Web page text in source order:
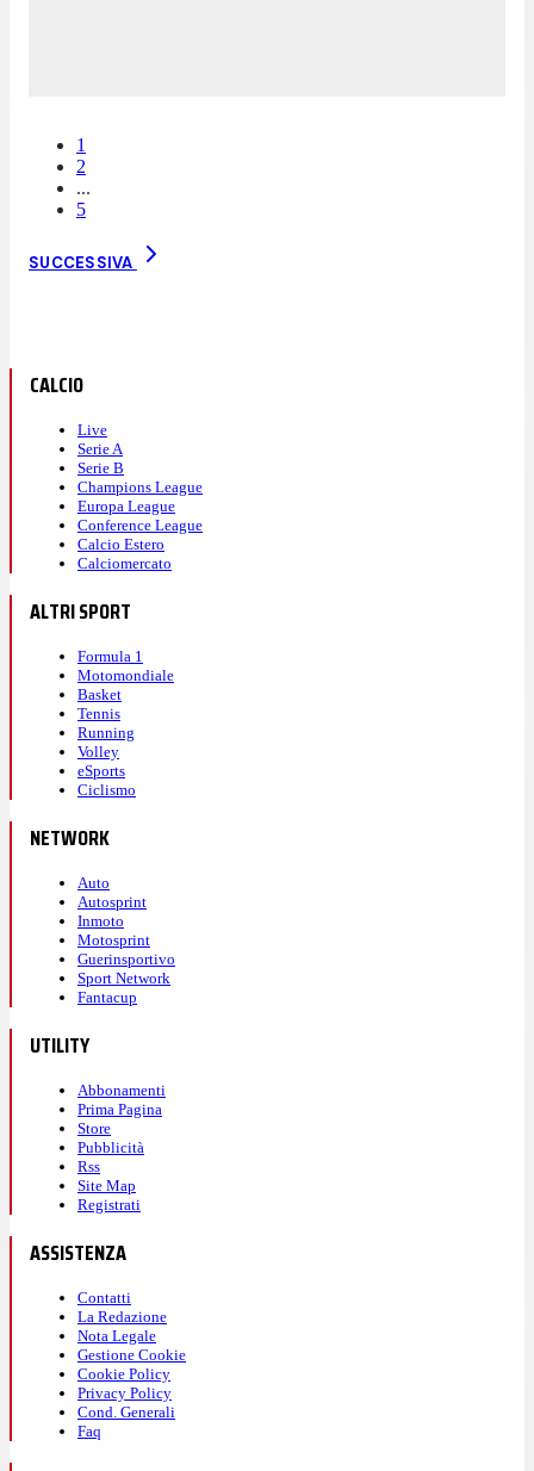
1
2
...
5
SUCCESSIVA
CALCIO
Live
Serie A
Serie B
Champions League
Europa League
Conference League
Calcio Estero
Calciomercato
ALTRI SPORT
Formula 1
Motomondiale
Basket
Tennis
Running
Volley
eSports
Ciclismo
NETWORK
Auto
Autosprint
Inmoto
Motosprint
Guerinsportivo
Sport Network
Fantacup
UTILITY
Abbonamenti
Prima Pagina
Store
Pubblicità
Rss
Site Map
Registrati
ASSISTENZA
Contatti
La Redazione
Nota Legale
Gestione Cookie
Cookie Policy
Privacy Policy
Cond. Generali
Faq